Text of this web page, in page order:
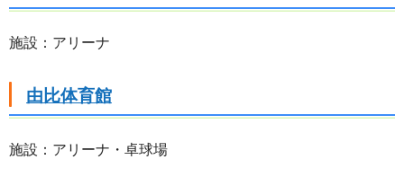
施設：アリーナ
由比体育館
施設：アリーナ・卓球場